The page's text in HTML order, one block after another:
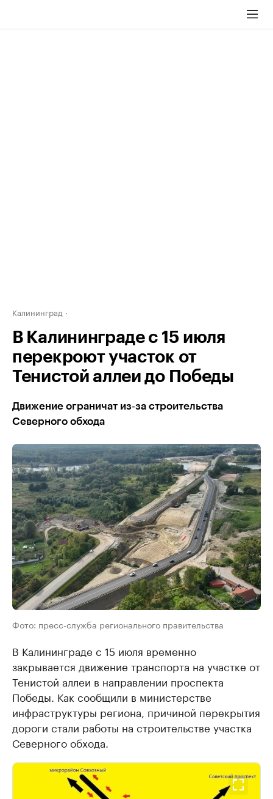
Калининград
В Калининграде с 15 июля
перекроют участок от
Тенистой аллеи до Победы
Движение ограничат из‑за строительства
Северного обхода
Фото: пресс-служба регионального правительства
В Калининграде с 15 июля временно
закрывается движение транспорта на участке от
Тенистой аллеи в направлении проспекта
Победы. Как сообщили в министерстве
инфраструктуры региона, причиной перекрытия
дороги стали работы на строительстве участка
Северного обхода.